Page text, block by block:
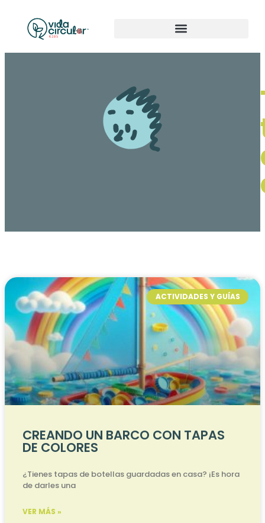
ACTIVIDADES Y GUÍAS
CREANDO UN BARCO CON TAPAS
DE COLORES
¿Tienes tapas de botellas guardadas en casa? ¡Es hora
de darles una
VER MÁS »